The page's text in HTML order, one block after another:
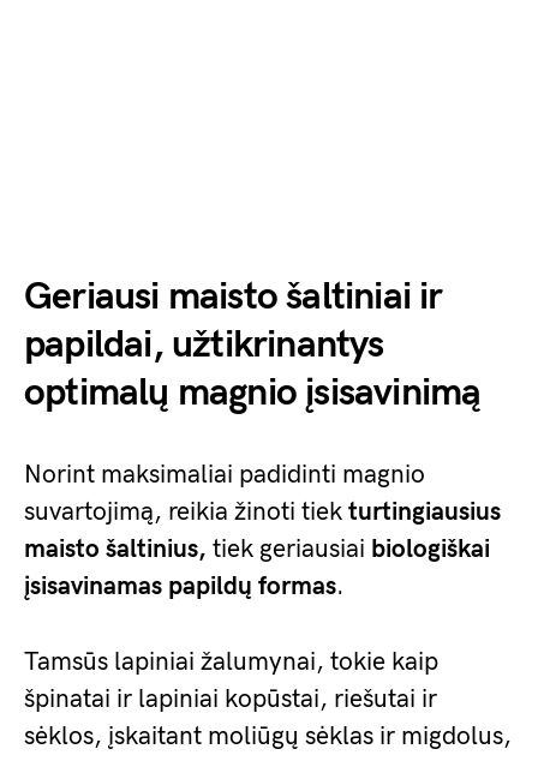
Geriausi maisto šaltiniai ir
papildai, užtikrinantys
optimalų magnio įsisavinimą
Norint maksimaliai padidinti magnio
suvartojimą, reikia žinoti tiek turtingiausius
maisto šaltinius, tiek geriausiai biologiškai
įsisavinamas papildų formas.
Tamsūs lapiniai žalumynai, tokie kaip
špinatai ir lapiniai kopūstai, riešutai ir
sėklos, įskaitant moliūgų sėklas ir migdolus,